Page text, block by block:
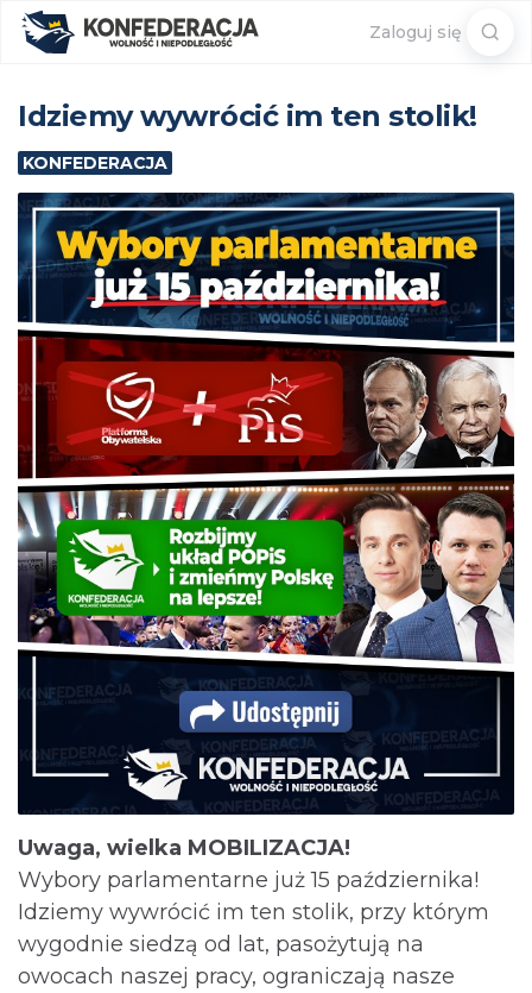
Zaloguj się
Idziemy wywrócić im ten stolik!
KONFEDERACJA
Uwaga, wielka MOBILIZACJA!
Wybory parlamentarne już 15 października!
Idziemy wywrócić im ten stolik, przy którym
wygodnie siedzą od lat, pasożytują na
owocach naszej pracy, ograniczają nasze